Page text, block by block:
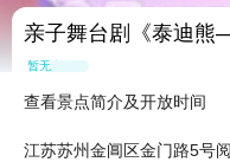
亲子舞台剧《泰迪熊
暂无点评
查看景点简介及开放时间
江苏苏州金阊区金门路5号